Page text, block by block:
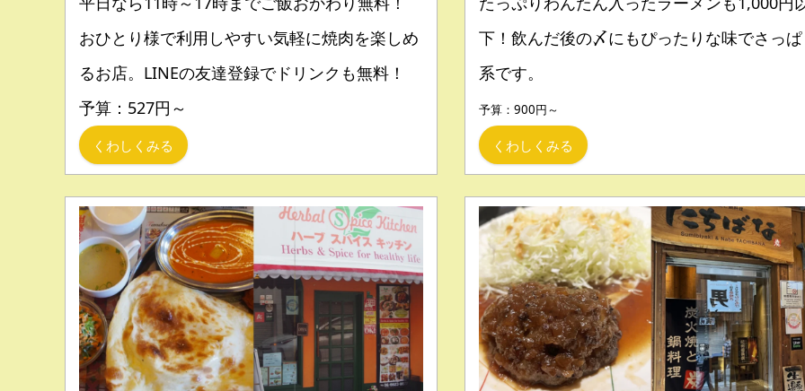
おひとり様で利用しやすい気軽に焼肉を楽しめ
るお店。LINEの友達登録でドリンクも無料！
予算：527円～
くわしくみる
下！飲んだ後の〆にもぴったりな味でさっ
系です。
予算：900円～
くわしくみる